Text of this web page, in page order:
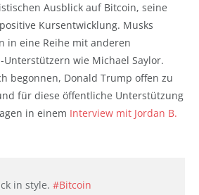
Ausblick auf Bitcoin, seine
Kursentwicklung. Musks
in eine Reihe mit anderen
wie Michael Saylor.
begonnen, Donald Trump offen zu
für diese öffentliche Unterstützung
in einem Interview mit Jordan B.
in style. #Bitcoin